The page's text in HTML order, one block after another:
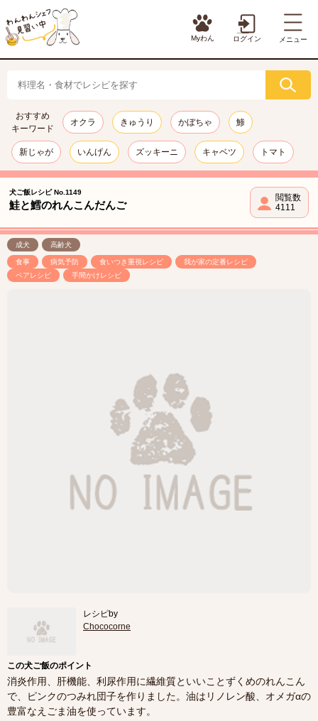
Myわん ログイン メニュー
おすすめ
キーワード
オクラ きゅうり かぼちゃ 鯵
新じゃが いんげん ズッキーニ キャベツ トマト
犬ご飯レシピ No.1149
鮭と鱈のれんこんだんご
閲覧数
4111
成犬 高齢犬
食事 病気予防 食いつき重視レシピ
我が家の定番レシピ
ペアレシピ
手間かけレシピ
レシピby
Chococorne
この犬ご飯のポイント
消炎作用、肝機能、利尿作用に繊維質といいことずくめのれんこん
で、ピンクのつみれ団子を作りました。油はリノレン酸、オメガαの
豊富なえごま油を使っています。